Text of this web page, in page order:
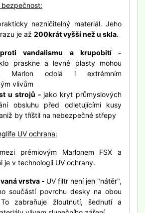
nezničitelný materiál. Jeho
je až 200krát vyšší než u skla.
vandalismu a krupobití -
praskne a levné plasty mohou
Marlon odolá i extrémním
vlivům
u strojů - jako kryt průmyslových
obsluhu před odletujícími kusy
by tříštil na nebezpečné střepy
UV ochrana:
prémiovým Marlonem FSX a
je v technologii UV ochrany.
vrstva - UV filtr není jen "nátěr",
součástí povrchu desky na obou
zabraňuje žloutnutí, šednutí a